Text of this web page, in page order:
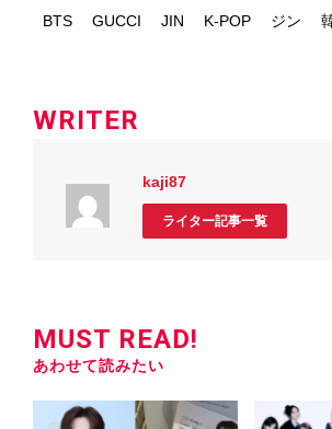
BTS GUCCI JIN K-POP ジン
WRITER
kaji87
ライター記事一覧
MUST READ!
あわせて読みたい